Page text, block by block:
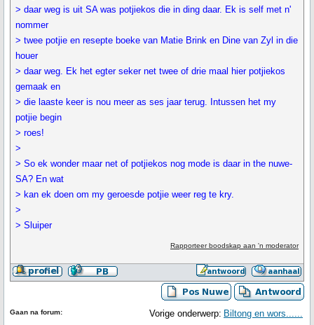
> daar weg is uit SA was potjiekos die in ding daar. Ek is self met n'
nommer
> twee potjie en resepte boeke van Matie Brink en Dine van Zyl in die
houer
> daar weg. Ek het egter seker net twee of drie maal hier potjiekos
gemaak en
> die laaste keer is nou meer as ses jaar terug. Intussen het my
potjie begin
> roes!
>
> So ek wonder maar net of potjiekos nog mode is daar in the nuwe-
SA? En wat
> kan ek doen om my geroesde potjie weer reg te kry.
>
> Sluiper
Rapporteer boodskap aan 'n moderator
Vorige onderwerp: Biltong en wors......
Gaan na forum: